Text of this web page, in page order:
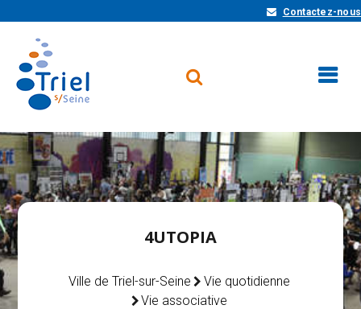
Contactez-nous
4UTOPIA
Ville de Triel-sur-Seine
Vie quotidienne
Vie associative